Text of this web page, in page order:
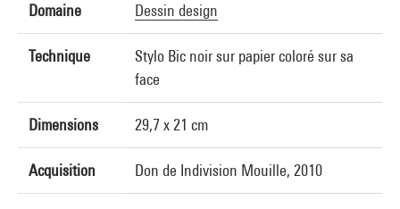
Domaine Dessin design
Technique
Stylo Bic noir sur papier coloré sur sa
face
Dimensions 29,7 x 21 cm
Acquisition Don de Indivision Mouille, 2010